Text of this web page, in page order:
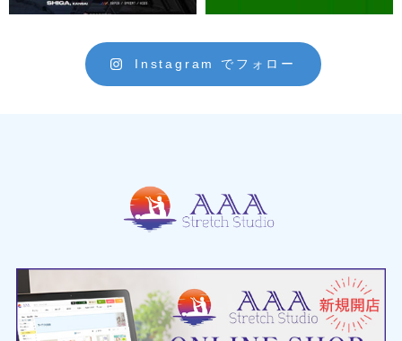
Instagram でフォロー